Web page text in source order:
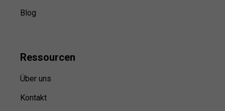
Blog
Ressourcen
Über uns
Kontakt